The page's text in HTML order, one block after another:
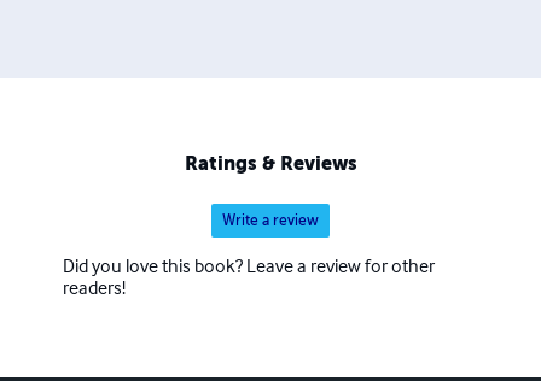
Ratings & Reviews
Write a review
Did you love this book? Leave a review for other
readers!